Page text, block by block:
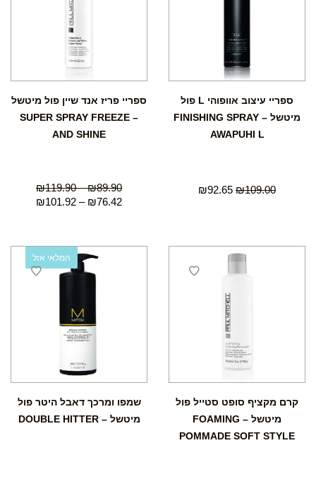
ספריי עיצוב אוופוהי L פול
מיטשל – FINISHING SPRAY
AWAPUHI L
₪109.00
₪92.65
ספריי פריז אנד שיין פול מיטשל
– SUPER SPRAY FREEZE
AND SHINE
₪89.90
–
₪119.90
₪76.42
–
₪101.92
קרם מקציף סופט סטייל פול
מיטשל – FOAMING
POMMADE SOFT STYLE
המלאי אזל
שמפו ומרכך דאבל היטר פול
מיטשל – DOUBLE HITTER